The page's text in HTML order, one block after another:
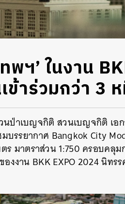
พฯ’ ในงาน
าร่วมกว่า 3
ป่าเบญจกิติ สวนเบญจกิติ เอ
รรยากาศ Bangkok City
ร มาตราส่วน 1:750 ครอบคลุ
งาน BKK EXPO 2024 นิทร